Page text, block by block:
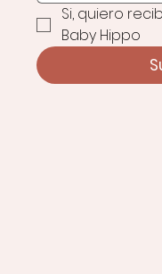
Si, quiero
Baby Hippo